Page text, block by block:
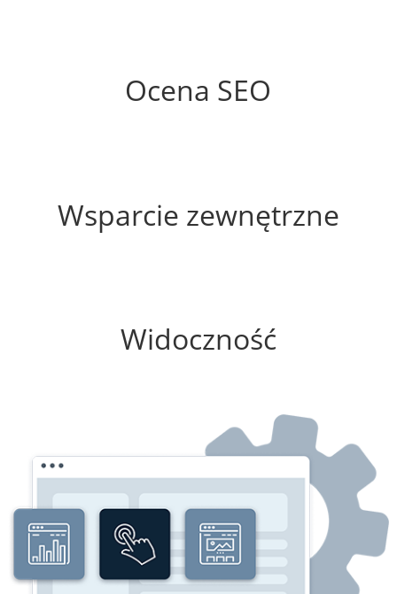
Ocena SEO
Wsparcie zewnętrzne
Widoczność